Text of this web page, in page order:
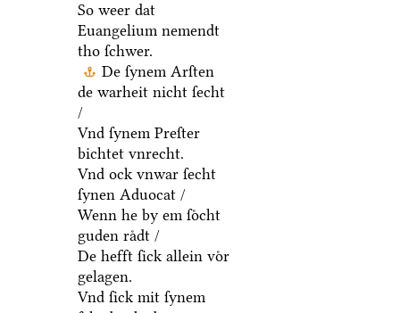
So weer dat
Euangelium nemendt
tho ſchwer.
De ſynem Arſten
de warheit nicht ſecht
/
Vnd ſynem Preſter
bichtet vnrecht.
Vnd ock vnwar ſecht
ſynen Aduocat /
Wenn he by em ſoͤcht
guden raͤdt /
De hefft ſick allein voͤr
gelagen.
Vnd ſick mit ſynem